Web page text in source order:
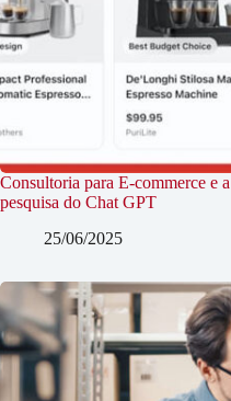
Consultoria para E-commerce e
pesquisa do Chat GPT
25/06/2025